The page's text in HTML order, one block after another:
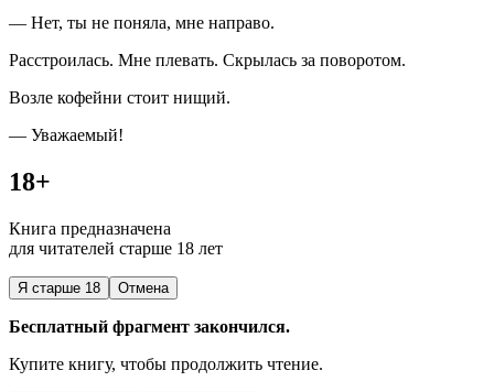
— Нет, ты не поняла, мне направо.
Расстроилась. Мне плевать. Скрылась за поворотом.
Возле кофейни стоит нищий.
— Уважаемый!
18+
Книга предназначена
для читателей старше 18 лет
Я старше 18 Отмена
Бесплатный фрагмент закончился.
Купите книгу, чтобы продолжить чтение.